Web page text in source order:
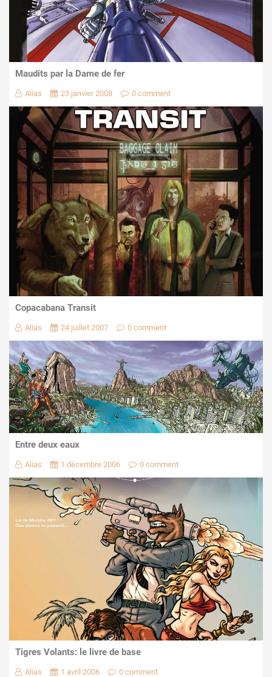
Maudits par la Dame de fer
Alias 23 janvier 2008 0 comment
Copacabana Transit
Alias 24 juillet 2007 0 comment
Entre deux eaux
Alias 1 décembre 2006 0 comment
Tigres Volants: le livre de base
Alias 1 avril 2006 0 comment